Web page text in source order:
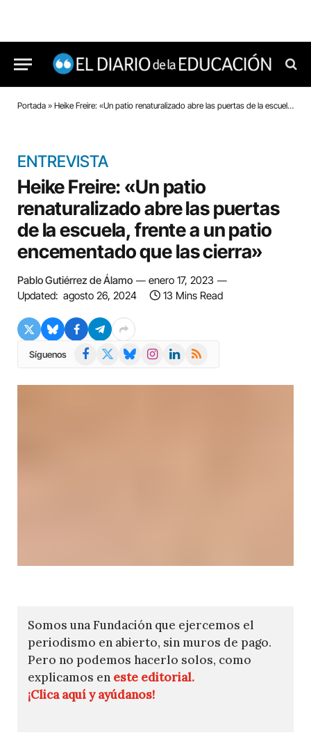
Portada » Heike Freire: «Un patio renaturalizado abre las puertas de la escuela, frente a un patio encementado que las cierra»
ENTREVISTA
Heike Freire: «Un patio
renaturalizado abre las puertas
de la escuela, frente a un patio
encementado que las cierra»
Pablo Gutiérrez de Álamo
enero 17, 2023
Updated: agosto 26, 2024 13 Mins Read
Síguenos Facebook BlueskyInstagramLinkedIn
RSS
Somos una Fundación que ejercemos el
periodismo en abierto, sin muros de pago.
Pero no podemos hacerlo solos, como
explicamos en este editorial.
¡Clica aquí y ayúdanos!